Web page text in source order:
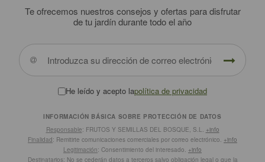
Te ofrecemos nuestros consejos y ofertas para disfrutar
de tu jardín durante todo el año
He leído y acepto lapolítica de privacidad
INFORMACIÓN BÁSICA SOBRE PROTECCIÓN DE DATOS
Responsable: FRUTOS Y SEMILLAS DEL BOSQUE, S.L. +info
Finalidad: Remitirte comunicaciones comerciales por correo electrónico. +info
Legitimación: Consentimiento del interesado. +info
Destinatarios: No se cederán datos a terceros salvo obligación legal o que la